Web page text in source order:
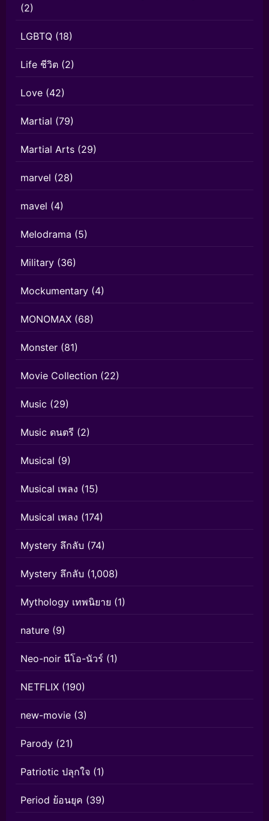
(2)
LGBTQ (18)
Life ชีวิต (2)
Love (42)
Martial (79)
Martial Arts (29)
marvel (28)
mavel (4)
Melodrama (5)
Military (36)
Mockumentary (4)
MONOMAX (68)
Monster (81)
Movie Collection (22)
Music (29)
Music ดนตรี (2)
Musical (9)
Musical เพลง (15)
Musical เพลง (174)
Mystery ลึกลับ (74)
Mystery ลึกลับ (1,008)
Mythology เทพนิยาย (1)
nature (9)
Neo-noir นีโอ-นัวร์ (1)
NETFLIX (190)
new-movie (3)
Parody (21)
Patriotic ปลุกใจ (1)
Period ย้อนยุค (39)